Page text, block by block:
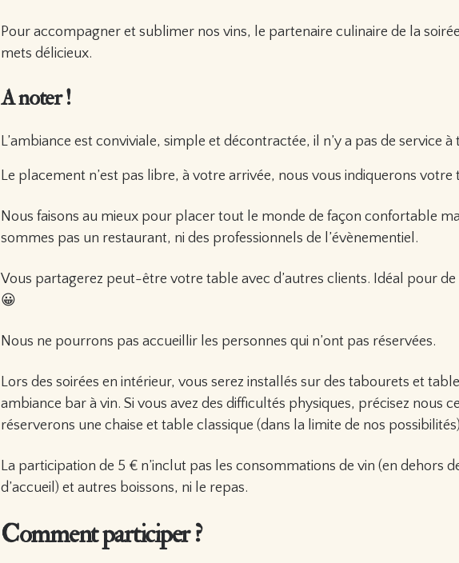
Pour accompagner et sublimer nos vins, le partenaire culinaire de la
mets délicieux.
A noter !
L’ambiance est conviviale, simple et décontractée, il n’y a pas de service à
Le placement n’est pas libre, à votre arrivée, nous vous indiquerons votre
Nous faisons au mieux pour placer tout le monde de façon confortable
sommes pas un restaurant, ni des professionnels de l’évènementiel.
Vous partagerez peut-être votre table avec d’autres clients. Idéal pour
😀
Nous ne pourrons pas accueillir les personnes qui n’ont pas réservées.
Lors des soirées en intérieur, vous serez installés sur des tabourets et
ambiance bar à vin. Si vous avez des difficultés physiques, précisez nous
réserverons une chaise et table classique (dans la limite de nos
La participation de 5 € n’inclut pas les consommations de vin (en dehors
d’accueil) et autres boissons, ni le repas.
Comment participer ?